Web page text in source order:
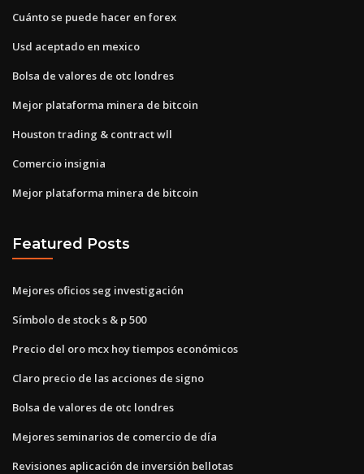
Cuánto se puede hacer en forex
Usd aceptado en mexico
Bolsa de valores de otc londres
Mejor plataforma minera de bitcoin
Houston trading & contract wll
Comercio insignia
Mejor plataforma minera de bitcoin
Featured Posts
Mejores oficios seg investigación
Símbolo de stock s & p 500
Precio del oro mcx hoy tiempos económicos
Claro precio de las acciones de signo
Bolsa de valores de otc londres
Mejores seminarios de comercio de día
Revisiones aplicación de inversión bellotas